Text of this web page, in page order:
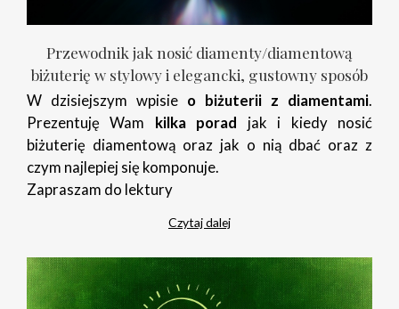
Przewodnik jak nosić diamenty/diamentową
biżuterię w stylowy i elegancki, gustowny sposób
W dzisiejszym wpisie o biżuterii z diamentami.
Prezentuję Wam
kilka porad
jak i kiedy nosić
biżuterię diamentową oraz jak o nią dbać oraz z
czym najlepiej się komponuje.
Zapraszam do lektury
Czytaj dalej